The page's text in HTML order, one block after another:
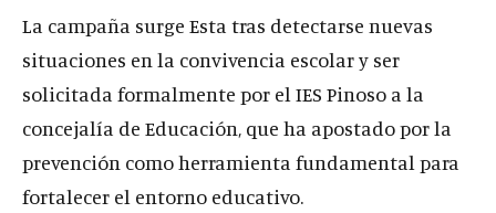
La campaña surge Esta tras detectarse nuevas
situaciones en la convivencia escolar y ser
solicitada formalmente por el IES Pinoso a la
concejalía de Educación, que ha apostado por la
prevención como herramienta fundamental para
fortalecer el entorno educativo.